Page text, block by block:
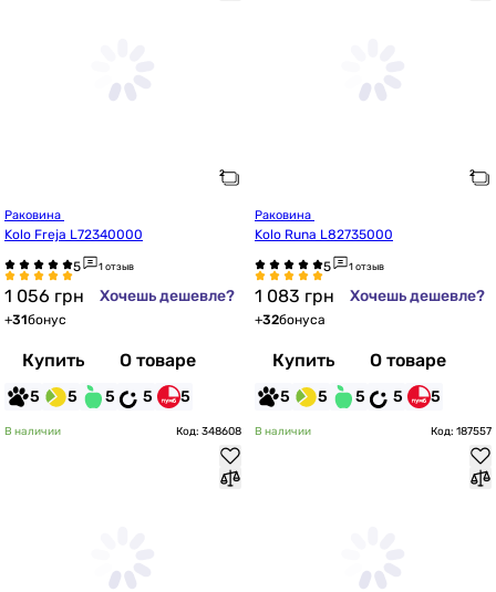
Kolo Freja L72340000
1 отзыв
1 056 грн Хочешь дешевле?
+31бонус
Купить О товаре
5 5 5 5 5
Kolo Runa L82735000
1 отзыв
1 083 грн Хочешь дешевле?
+32бонуса
Купить О товаре
5 5 5 5 5
В наличии Код: 348608 В наличии Код: 187557